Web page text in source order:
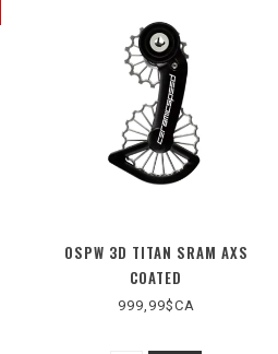
OSPW 3D TITAN SRAM AXS
COATED
999,99$CA